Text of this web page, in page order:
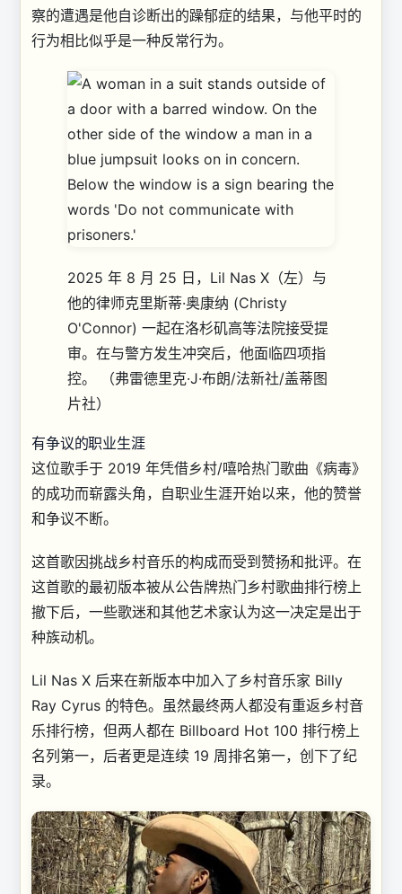
察的遭遇是他自诊断出的躁郁症的结果，与他平时的
行为相比似乎是一种反常行为。
2025 年 8 月 25 日，Lil Nas X（左）与
他的律师克里斯蒂·奥康纳 (Christy
O'Connor) 一起在洛杉矶高等法院接受提
审。在与警方发生冲突后，他面临四项指
控。
（弗雷德里克·J·布朗/法新社/盖蒂图
片社）
有争议的职业生涯
这位歌手于 2019 年凭借乡村/嘻哈热门歌曲《病毒》
的成功而崭露头角，自职业生涯开始以来，他的赞誉
和争议不断。
这首歌因挑战乡村音乐的构成而受到赞扬和批评。在
这首歌的最初版本被从公告牌热门乡村歌曲排行榜上
撤下后，一些歌迷和其他艺术家认为这一决定是出于
种族动机。
Lil Nas X 后来在新版本中加入了乡村音乐家 Billy
Ray Cyrus 的特色。虽然最终两人都没有重返乡村音
乐排行榜，但两人都在 Billboard Hot 100 排行榜上
名列第一，后者更是连续 19 周排名第一，创下了纪
录。